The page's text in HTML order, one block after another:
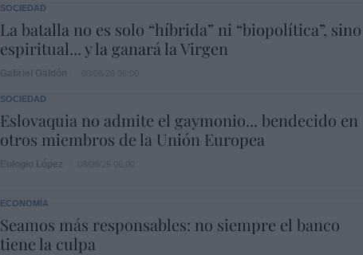
SOCIEDAD
La batalla no es solo “híbrida” ni “biopolítica”, sino
espiritual... y la ganará la Virgen
SOCIEDAD
Eslovaquia no admite el gaymonio... bendecido en
otros miembros de la Unión Europea
ECONOMÍA
Seamos más responsables: no siempre el banco
tiene la culpa